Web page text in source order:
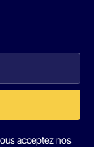
acceptez nos